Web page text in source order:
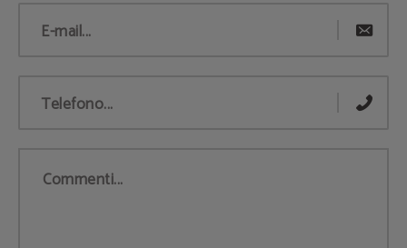
E-mail...
Telefono...
Commenti...